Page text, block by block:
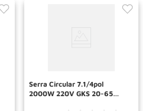
Serra Circular 7.1/4pol
2000W 220V GKS 20-65